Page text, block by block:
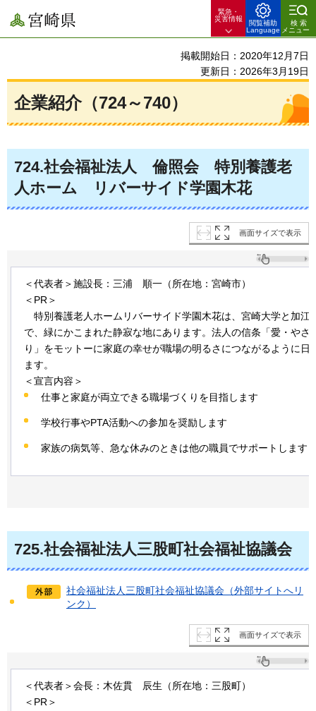
宮崎県
緊急・
災害情報
閲覧補助
Language
検索
メニュー
掲載開始日：2020年12月7日
更新日：2026年3月19日
企業紹介（724～740）
724.社会福祉法人 倫照会 特別 養護老
人ホーム
リバーサイド学園木花
画面サイズで表示
＜代表者＞施設長：三浦 順一 （所在地：宮崎市）
＜PR＞
特別養護老人ホームリバーサイド学園木花は、宮崎大学と加江
で、緑にかこまれた静寂な地にあります。法人の信条「愛・やさ
り」をモットーに家庭の幸せが職場の明るさにつながるように日
ます。
＜宣言内容＞
仕事と家庭が両立できる職場づくりを目指します
学校行事やPTA活動への参加を奨励します
家族の病気等、急な休みのときは他の職員でサポートします
725.社会福祉法人三股町社会福祉協議会
社会福祉法人三股町社会福祉協議会（外部サイトへリ
ンク）
画面サイズで表示
＜代表者＞会長：木佐貫 辰生 （所在地：三股町）
＜PR＞